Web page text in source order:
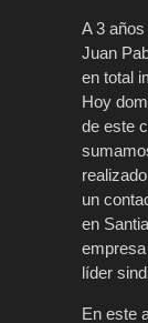
A 3
Juan
en total
Hoy
de este
un
en
líder
En este